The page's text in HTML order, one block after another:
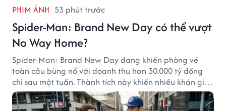
PHIM ẢNH 53 phút trước
Spider-Man: Brand New Day có thể vượt
No Way Home?
Spider-Man: Brand New Day đang khiến phòng vé
toàn cầu bùng nổ với doanh thu hơn 30.000 tỷ đồng
chỉ sau một tuần. Thành tích này khiến nhiều khán giả
đặt câu hỏi liệu bộ phim mới của Tom Holland có thể
phá kỷ lục mà No Way Home từng thiết lập hay không.